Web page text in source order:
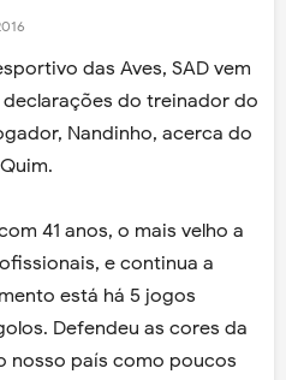
das Aves, SAD vem
do treinador do
Nandinho, acerca do
41 anos, o mais velho a
e continua a
está há 5 jogos
Defendeu as cores da
nosso país como poucos